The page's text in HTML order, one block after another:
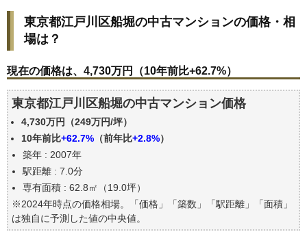
は？
現在の価格は、4,730万円（10年前比+62.7%）
価格を詳細に分析しよう
築年数で価格はどうなる？
東京都江戸川区船堀の中古マンションの過去の売買
事例
公示地価はいくら
エリアの将来性を人口予想から検討しよう
自分の年収でいくらの不動産が買える？
東京都江戸川区船堀の中古マンションの価格・相
場は？
現在の価格は、4,730万円（10年前比+62.7%）
東京都江戸川区船堀の中古マンション価格
4,730万円（249万円/坪）
10年前比+62.7% （前年比+2.8%）
築年 : 2007年
駅距離 : 7.0分
専有面積 : 62.8㎡（19.0坪）
※2024年時点の価格相場。「価格」「築数」「駅距離」「面積」
は独自に予測した値の中央値。